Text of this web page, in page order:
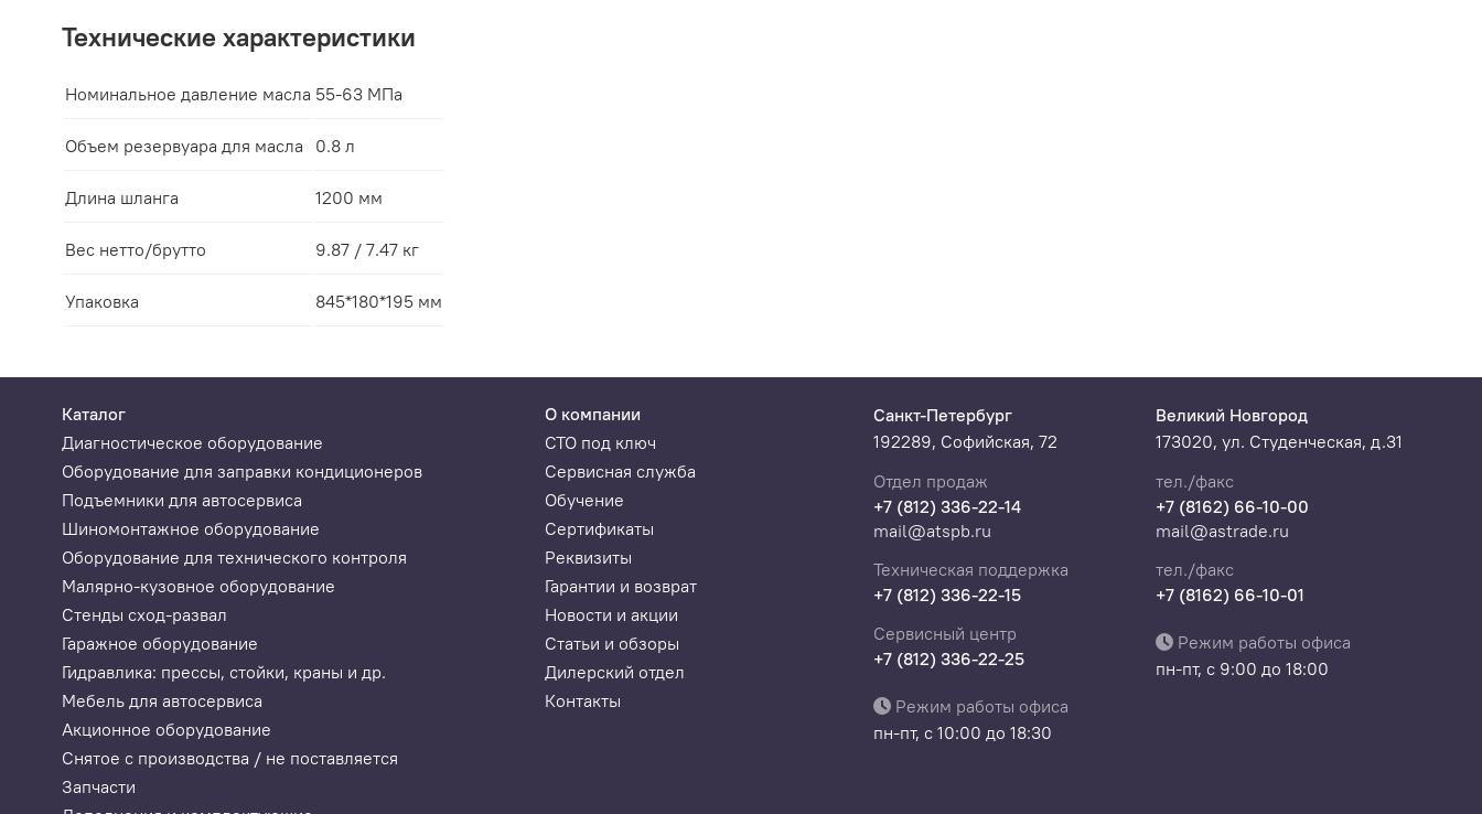
Технические характеристики
Номинальное давление масла 55-63 МПа
Объем резервуара для масла 0.8 л
Длина шланга 1200 мм
Вес нетто/брутто 9.87 / 7.47 кг
Упаковка 845*180*195 мм
Каталог
Диагностическое оборудование
Оборудование для заправки кондиционеров
Подъемники для автосервиса
Шиномонтажное оборудование
Оборудование для технического контроля
Малярно-кузовное оборудование
Стенды сход-развал
Гаражное оборудование
Гидравлика: прессы, стойки, краны и др.
Мебель для автосервиса
Акционное оборудование
Снятое с производства / не поставляется
Запчасти
О компании
СТО под ключ
Сервисная служба
Обучение
Сертификаты
Реквизиты
Гарантии и возврат
Новости и акции
Статьи и обзоры
Дилерский отдел
Контакты
Санкт-Петербург
192289, Софийская, 72
Отдел продаж
+7 (812) 336-22-14
mail@atspb.ru
Техническая поддержка
+7 (812) 336-22-15
Сервисный центр
+7 (812) 336-22-25
Режим работы офиса
пн-пт, с 10:00 до 18:30
Великий Новгород
173020, ул. Студенческая, д.31
тел./факс
+7 (8162) 66-10-00
mail@astrade.ru
тел./факс
+7 (8162) 66-10-01
Режим работы офиса
пн-пт, с 9:00 до 18:00